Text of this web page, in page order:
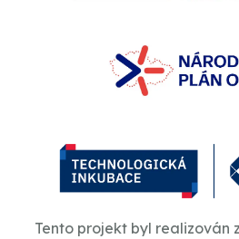
Tento projekt byl realizován